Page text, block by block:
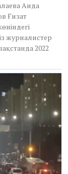
Аида
Ғизат
журналистер
2022